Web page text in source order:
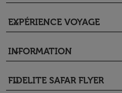
EXPÉRIENCE VOYAGE
keyboard_arrow_down
INFORMATION
keyboard_arrow_down
FIDELITE SAFAR FLYER
keyboard_arrow_down